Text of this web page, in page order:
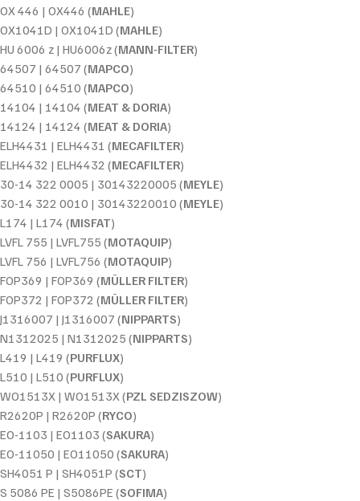
OX 446 | OX446 (MAHLE)
OX1041D | OX1041D (MAHLE)
HU 6006 z | HU6006z (MANN-FILTER)
64507 | 64507 (MAPCO)
64510 | 64510 (MAPCO)
14104 | 14104 (MEAT & DORIA)
14124 | 14124 (MEAT & DORIA)
ELH4431 | ELH4431 (MECAFILTER)
ELH4432 | ELH4432 (MECAFILTER)
30-14 322 0005 | 30143220005 (MEYLE)
30-14 322 0010 | 30143220010 (MEYLE)
L174 | L174 (MISFAT)
LVFL 755 | LVFL755 (MOTAQUIP)
LVFL 756 | LVFL756 (MOTAQUIP)
FOP369 | FOP369 (MÜLLER FILTER)
FOP372 | FOP372 (MÜLLER FILTER)
J1316007 | J1316007 (NIPPARTS)
N1312025 | N1312025 (NIPPARTS)
L419 | L419 (PURFLUX)
L510 | L510 (PURFLUX)
WO1513X | WO1513X (PZL SEDZISZOW)
R2620P | R2620P (RYCO)
EO-1103 | EO1103 (SAKURA)
EO-11050 | EO11050 (SAKURA)
SH4051 P | SH4051P (SCT)
S 5086 PE | S5086PE (SOFIMA)